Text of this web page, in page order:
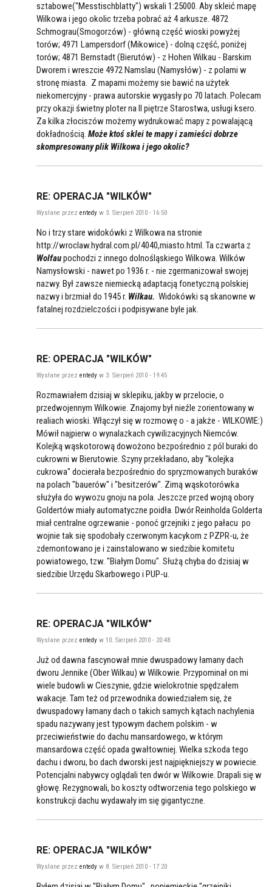
sztabowe("Messtischblatty") wskali 1:25000. Aby skleić mapę
Wilkowa i jego okolic trzeba pobrać aż 4 arkusze. 4872
Schmograu(Smogorzów) - główną część wioski powyżej
torów; 4971 Lampersdorf (Mikowice) - dolną część, poniżej
torów; 4871 Bernstadt (Bierutów) - z Hohen Wilkau - Barskim
Dworem i wreszcie 4972 Namslau (Namysłów) - z polami w
stronę miasta. Z mapami możemy sie bawić na użytek
niekomercyjny - prawa autorskie wygasły po 70 latach. Polecam
przy okazji świetny ploter na II piętrze Starostwa, usługi ksero.
Za kilka złociszów możemy wydrukować mapy z powalającą
dokładnością. Może ktoś sklei te mapy i zamieści dobrze
skompresowany plik Wilkowa i jego okolic?
RE: OPERACJA "WILKÓW"
Wysłane przez entedy w 3. Sierpień 2010 - 16:50
No i trzy stare widokówki z Wilkowa na stronie
http://wroclaw.hydral.com.pl/4040,miasto.html. Ta czwarta z
Wolfaupochodzi z innego dolnośląskiego Wilkowa. Wilków
Namysłowski - nawet po 1936 r. - nie zgermanizował swojej
nazwy. Był zawsze niemiecką adaptacją fonetyczną polskiej
nazwy i brzmiał do 1945 r. Wilkau. Widokówki są skanowne w
fatalnej rozdzielczości i podpisywane byle jak.
RE: OPERACJA "WILKÓW"
Wysłane przez entedy w 3. Sierpień 2010 - 19:45
Rozmawiałem dzisiaj w sklepiku, jakby w przelocie, o
przedwojennym Wilkowie. Znajomy był nieźle zorientowany w
realiach wioski. Włączył się w rozmowę o - a jakże - WILKOWIE:)
Mówił najpierw o wynalazkach cywilizacyjnych Niemców.
Kolejką wąskotorową dowożono bezpośrednio z pól buraki do
cukrowni w Bierutowie. Szyny przekładano, aby "kolejka
cukrowa" docierała bezpośrednio do spryzmowanych buraków
na polach "bauerów" i "besitzerów". Zimą wąskotorówka
służyła do wywozu gnoju na pola. Jeszcze przed wojną obory
Goldertów miały automatyczne poidła. Dwór Reinholda Golderta
miał centralne ogrzewanie - ponoć grzejniki z jego pałacu po
wojnie tak się spodobały czerwonym kacykom z PZPR-u, że
zdemontowano je i zainstalowano w siedzibie komitetu
powiatowego, tzw. "Białym Domu". Służą chyba do dzisiaj w
siedzibie Urzędu Skarbowego i PUP-u.
RE: OPERACJA "WILKÓW"
Wysłane przez entedy w 10. Sierpień 2010 - 20:48
Już od dawna fascynował mnie dwuspadowy łamany dach
dworu Jennike (Ober Wilkau) w Wilkowie. Przypominał on mi
wiele budowli w Cieszynie, gdzie wielokrotnie spędzałem
wakacje. Tam też od przewodnika dowiedziałem się, że
dwuspadowy łamany dach o takich samych kątach nachylenia
spadu nazywany jest typowym dachem polskim - w
przeciwieństwie do dachu mansardowego, w którym
mansardowa część opada gwałtowniej. Wielka szkoda tego
dachu i dworu, bo dach dworski jest najpiękniejszy w powiecie.
Potencjalni nabywcy oglądali ten dwór w Wilkowie. Drapali się w
głowę. Rezygnowali, bo koszty odtworzenia tego polskiego w
konstrukcji dachu wydawały im się gigantyczne.
RE: OPERACJA "WILKÓW"
Wysłane przez entedy w 8. Sierpień 2010 - 17:20